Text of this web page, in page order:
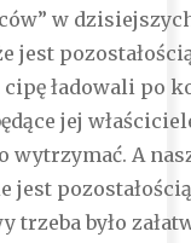
w
jest
ładowali po
jej
A
jest
trzeba było